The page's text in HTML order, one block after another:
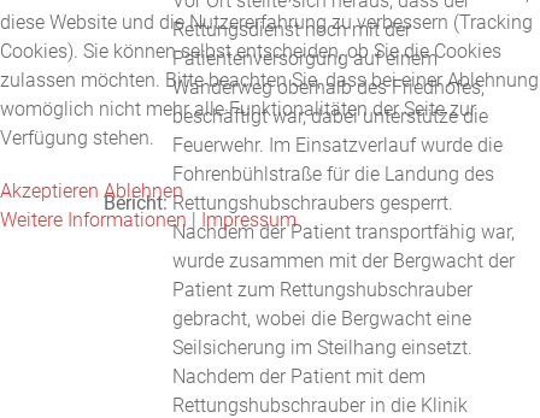
Bericht:
Rettungsdienst noch mit der
Patientenversorgung auf einem
Wanderweg oberhalb des Friedhofes,
beschäftigt war, dabei unterstütze die
Feuerwehr. Im Einsatzverlauf wurde die
Fohrenbühlstraße für die Landung des
Rettungshubschraubers gesperrt.
Nachdem der Patient transportfähig war,
wurde zusammen mit der Bergwacht der
Patient zum Rettungshubschrauber
gebracht, wobei die Bergwacht eine
Seilsicherung im Steilhang einsetzt.
Nachdem der Patient mit dem
Rettungshubschrauber in die Klinik
diese Website und die Nutzererfahrung zu verbessern (Tracking
Cookies). Sie können selbst entscheiden, ob Sie die Cookies
zulassen möchten. Bitte beachten Sie, dass bei einer Ablehnung
womöglich nicht mehr alle Funktionalitäten der Seite zur
Verfügung stehen.
Akzeptieren Ablehnen
Weitere Informationen | Impressum